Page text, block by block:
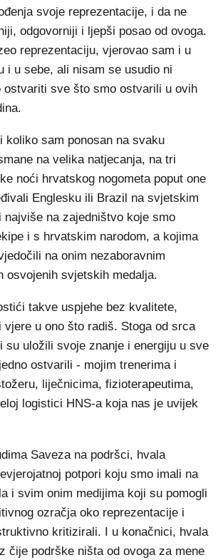
svoje reprezentacije, i da ne
odgovorniji i ljepši posao od ovoga.
reprezentaciju, vjerovao sam i u
i u sebe, ali nisam se usudio ni
ostvariti sve što smo ostvarili u ovih
koliko sam ponosan na svaku
na velika natjecanja, na tri
noći hrvatskog nogometa poput one
Englesku ili Brazil na svjetskim
najviše na zajedništvo koje smo
i s hrvatskim narodom, a kojima
na onim nezaboravnim
osvojenih svjetskih medalja.
takve uspjehe bez kvalitete,
vjere u ono što radiš. Stoga od srca
su uložili svoje znanje i energiju u sve
ostvarili - mojim trenerima i
liječnicima, fizioterapeutima,
logistici HNS-a koja nas je uvijek
Saveza na podršci, hvala
potpori koju smo imali na
i svim onim medijima koji su pomogli
ozračja oko reprezentacije i
kritizirali. I u konačnici, hvala
čije podrške ništa od ovoga za mene